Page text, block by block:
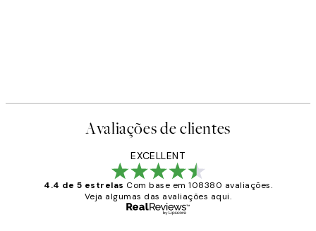
Avaliações de clientes
EXCELLENT
4.4 de 5 estrelas Com base em 108380 avaliações.
Veja algumas das avaliações aqui.